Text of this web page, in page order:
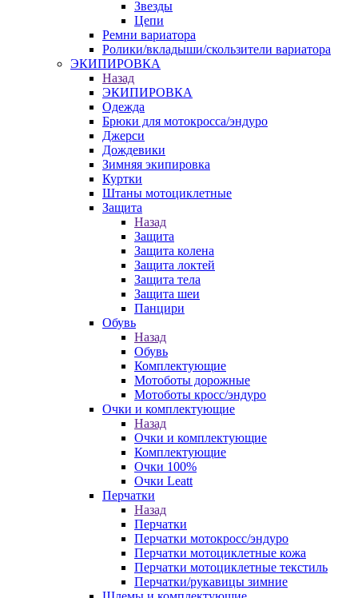
Звезды
Цепи
Ремни вариатора
Ролики/вкладыши/скользители вариатора
ЭКИПИРОВКА
Назад
ЭКИПИРОВКА
Одежда
Брюки для мотокросса/эндуро
Джерси
Дождевики
Зимняя экипировка
Куртки
Штаны мотоциклетные
Защита
Назад
Защита
Защита колена
Защита локтей
Защита тела
Защита шеи
Панцири
Обувь
Назад
Обувь
Комплектующие
Мотоботы дорожные
Мотоботы кросс/эндуро
Очки и комплектующие
Назад
Очки и комплектующие
Комплектующие
Очки 100%
Очки Leatt
Перчатки
Назад
Перчатки
Перчатки мотокросс/эндуро
Перчатки мотоциклетные кожа
Перчатки мотоциклетные текстиль
Перчатки/рукавицы зимние